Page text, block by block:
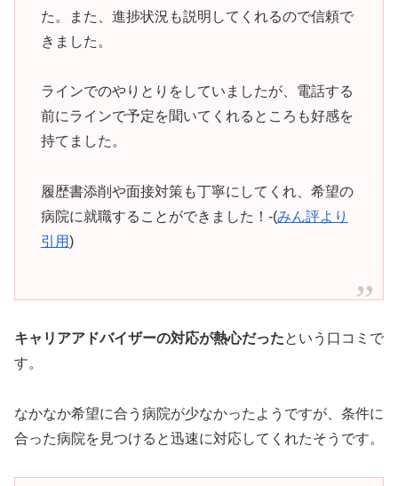
た。また、進捗状況も説明してくれるので信頼で
きました。
ラインでのやりとりをしていましたが、電話する
前にラインで予定を聞いてくれるところも好感を
持てました。
履歴書添削や面接対策も丁寧にしてくれ、希望の
病院に就職することができました！-(みん評より
引用)
キャリアアドバイザーの対応が熱心だったという口コミで
す。
なかなか希望に合う病院が少なかったようですが、条件に
合った病院を見つけると迅速に対応してくれたそうです。